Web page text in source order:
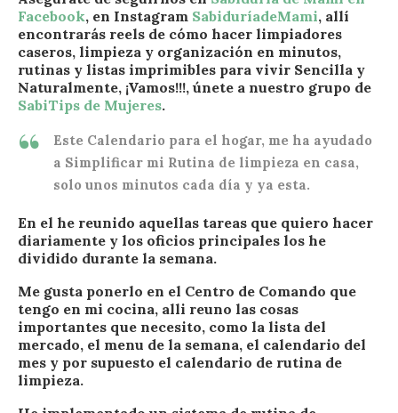
Facebook, en Instagram SabiduríadeMami, allí
encontrarás reels de cómo hacer limpiadores
caseros, limpieza y organización en minutos,
rutinas y listas imprimibles para vivir Sencilla y
Naturalmente, ¡Vamos!!!, únete a nuestro grupo de
SabiTips de Mujeres.
Este Calendario para el hogar, me ha ayudado
a Simplificar mi Rutina de limpieza en casa,
solo unos minutos cada día y ya esta.
En el he reunido aquellas tareas que quiero hacer
diariamente y los oficios principales los he
dividido durante la semana.
Me gusta ponerlo en el Centro de Comando que
tengo en mi cocina, alli reuno las cosas
importantes que necesito, como la lista del
mercado, el menu de la semana, el calendario del
mes y por supuesto el calendario de rutina de
limpieza.